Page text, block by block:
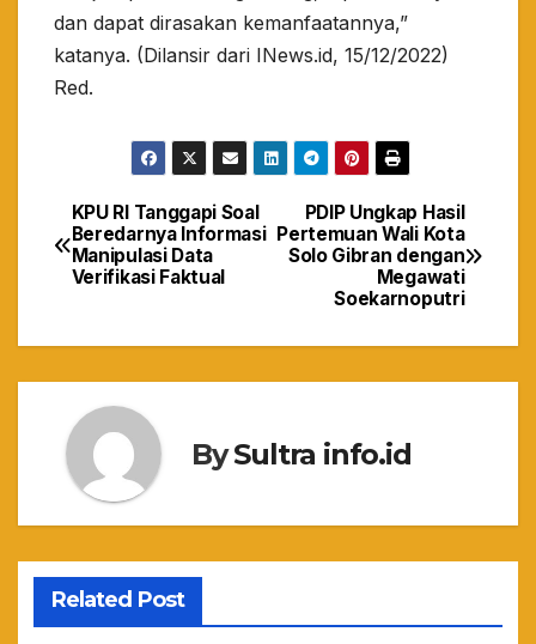
dan dapat dirasakan kemanfaatannya,”
katanya. (Dilansir dari INews.id, 15/12/2022)
Red.
Navigasi
pos
PDIP Ungkap Hasil
Pertemuan Wali Kota
Solo Gibran dengan
Megawati
Soekarnoputri
KPU RI Tanggapi Soal
Beredarnya Informasi
Manipulasi Data
Verifikasi Faktual
BySultra info.id
Related Post